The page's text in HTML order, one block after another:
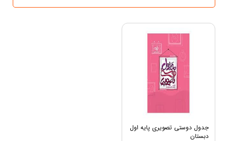
جدول دوستی تصویری پایه اول
دبستان